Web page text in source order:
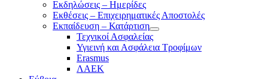
Εκδηλώσεις – Ημερίδες
Εκθέσεις – Επιχειρηματικές Αποστολές
Εκπαίδευση – Κατάρτιση
Τεχνικοί Ασφαλείας
Υγιεινή και Ασφάλεια Τροφίμων
Erasmus
ΛΑΕΚ